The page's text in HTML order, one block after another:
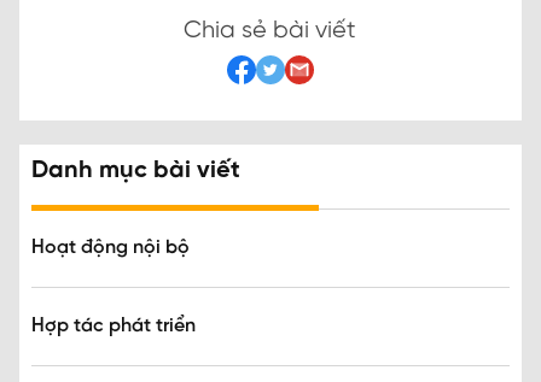
Chia sẻ bài viết
Danh mục bài viết
Hoạt động nội bộ
Hợp tác phát triển